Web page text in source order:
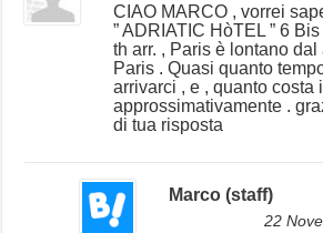
CIAO MARCO , vorrei
” ADRIATIC HòTEL ” 6
th arr. , Paris è lontano
Paris . Quasi quanto
arrivarci , e , quanto costa
approssimativamente .
di tua risposta
Marco (staff)
22